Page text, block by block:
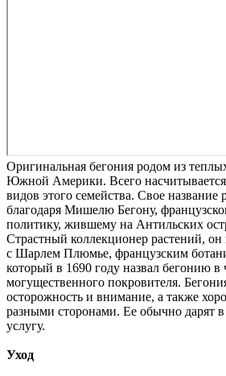
Оригинальная бегония родом из
Южной Америки. Всего
видов этого семейства. Свое название
благодаря Мишелю Бегону,
политику, жившему на Антильских
Страстный коллекционер растений, он
с Шарлем Плюмье, французским
который в 1690 году назвал бегонию в
могущественного покровителя.
осторожность и внимание, а также
разными сторонами. Ее обычно дарят в
услугу.
Уход